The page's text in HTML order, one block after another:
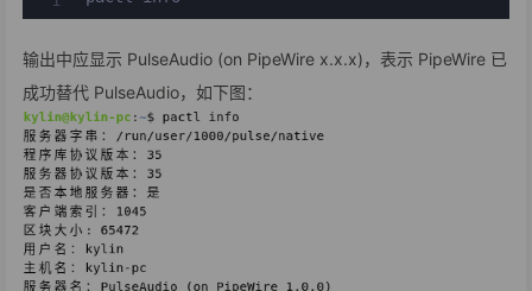
输出中应显示 PulseAudio (on PipeWire x.x.x)，表示 PipeWire 已
成功替代 PulseAudio，如下图：